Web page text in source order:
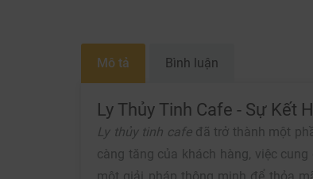
Mô tả Bình luận
Ly Thủy Tinh Cafe - Sự Kết
Ly thủy tinh cafeđã trở thành một
càng tăng của khách hàng, việc